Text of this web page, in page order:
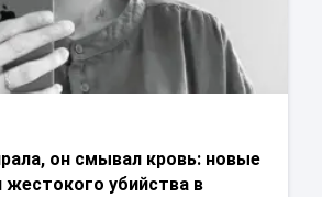
он смывал кровь: новые
жестокого убийства в